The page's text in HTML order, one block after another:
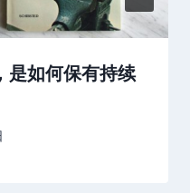
是如何保有持续